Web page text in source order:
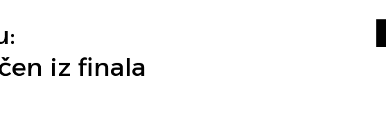
iz finala